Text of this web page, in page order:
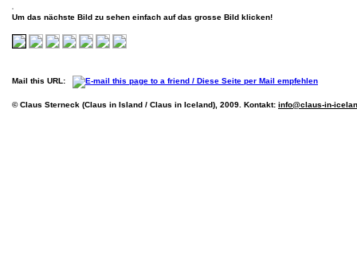
Um das nächste Bild zu sehen einfach auf das grosse Bild klicken!
Mail this URL:
© Claus Sterneck (Claus in Island / Claus in Iceland), 2009. Kontakt: info@claus-in-